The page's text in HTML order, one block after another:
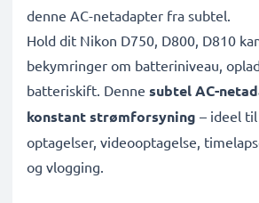
denne AC-netadapter fra subtel.
Hold dit Nikon D750, D800, D810
bekymringer om batteriniveau,
batteriskift. Denne subtel AC-
konstant strømforsyning – ideel
optagelser, videooptagelse,
og vlogging.